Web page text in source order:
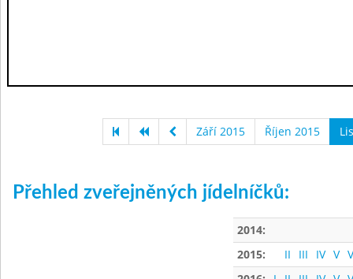
Září 2015 Říjen 2015
Přehled zveřejněných jídelníčků:
2014:
2015:
II III IV V